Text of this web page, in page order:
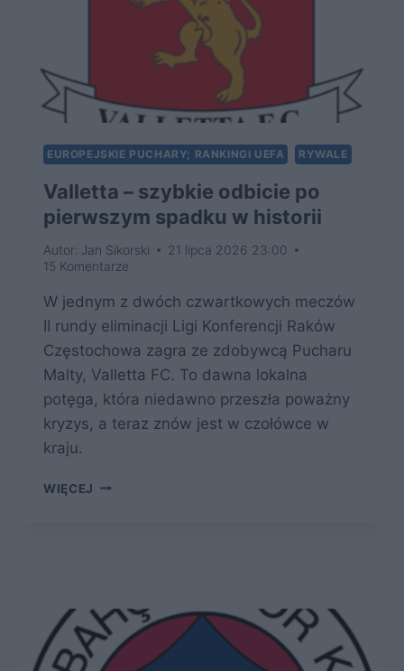
EUROPEJSKIE PUCHARY; RANKINGI UEFA RYWALE
Valletta – szybkie odbicie po
pierwszym spadku w historii
Autor: Jan Sikorski
21 lipca 2026 23:00
15 Komentarze
W jednym z dwóch czwartkowych meczów
II rundy eliminacji Ligi Konferencji Raków
Częstochowa zagra ze zdobywcą Pucharu
Malty, Valletta FC. To dawna lokalna
potęga, która niedawno przeszła poważny
kryzys, a teraz znów jest w czołówce w
kraju.
WIĘCEJ VALLETTA
W
HISTORII